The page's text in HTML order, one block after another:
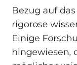
Bezug auf
rigorose
Einige
hingewiesen,